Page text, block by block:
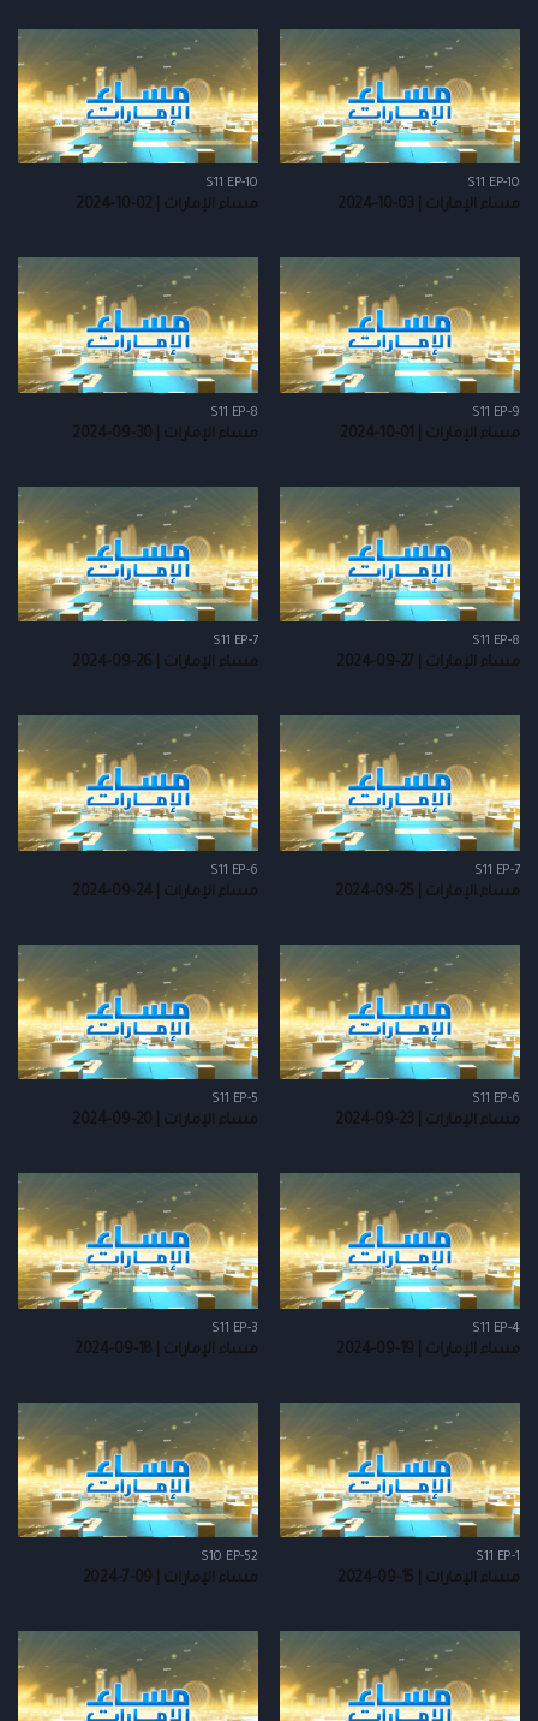
S11 EP-10
مساء الإمارات | 03-10-2024
S11 EP-10
مساء الإمارات | 02-10-2024
S11 EP-9
مساء الإمارات | 01-10-2024
S11 EP-8
مساء الإمارات | 30-09-2024
S11 EP-8
مساء الإمارات | 27-09-2024
S11 EP-7
مساء الإمارات | 26-09-2024
S11 EP-7
مساء الإمارات | 25-09-2024
S11 EP-6
مساء الإمارات | 24-09-2024
S11 EP-6
مساء الإمارات | 23-09-2024
S11 EP-5
مساء الإمارات | 20-09-2024
S11 EP-4
مساء الإمارات | 19-09-2024
S11 EP-3
مساء الإمارات | 18-09-2024
S11 EP-1
مساء الإمارات | 15-09-2024
S10 EP-52
مساء الإمارات | 09-7-2024